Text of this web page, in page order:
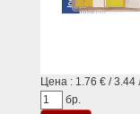
Цена : 1.76 € / 3.44
бр.